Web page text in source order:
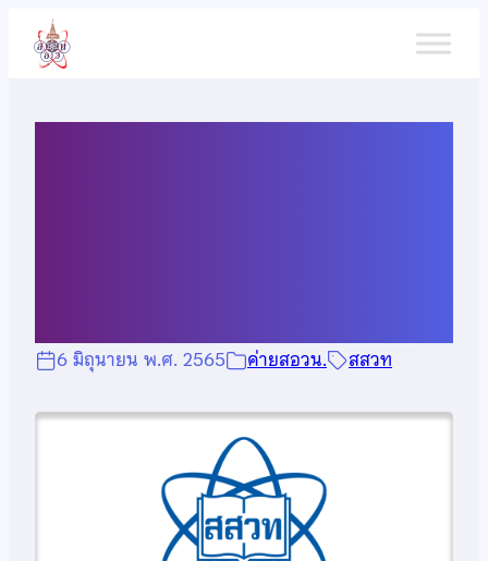
เนื้อหา
6 มิถุนายน พ.ศ. 2565 ค่ายสอวน. สสวท